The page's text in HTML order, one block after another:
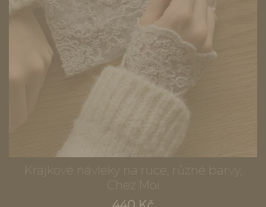
Krajkové návleky na ruce, různé barvy,
Chez Moi